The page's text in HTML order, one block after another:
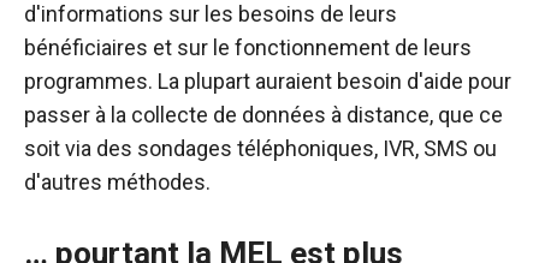
d'informations sur les besoins de leurs
bénéficiaires et sur le fonctionnement de leurs
programmes. La plupart auraient besoin d'aide pour
passer à la collecte de données à distance, que ce
soit via des sondages téléphoniques, IVR, SMS ou
d'autres méthodes.
… pourtant la MEL est plus